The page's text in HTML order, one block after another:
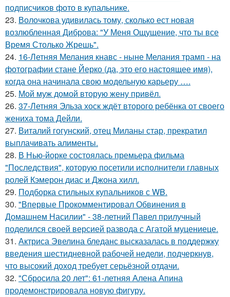
подписчиков фото в купальнике.
23. Волочкова удивилась тому, сколько ест новая
возлюбленная Диброва: "У Меня Ощущение, что ты все
Время Столько Жрешь".
24. 16-Летняя Мелания кнавс - ныне Мелания трамп - на
фотографии стане Йерко (да, это его настоящее имя),
когда она начинала свою модельную карьеру ….
25. Мой муж домой вторую жену привёл.
26. 37-Летняя Эльза хоск ждёт второго ребёнка от своего
жениха тома Дейли.
27. Виталий гогунский, отец Миланы стар, прекратил
выплачивать алименты.
28. В Нью-йорке состоялась премьера фильма
"Последствия", которую посетили исполнители главных
ролей Кэмерон диас и Джона хилл.
29. Подборка стильных купальников с WB.
30. "Впервые Прокомментировал Обвинения в
Домашнем Насилии" - 38-летний Павел прилучный
поделился своей версией развода с Агатой муцениеце.
31. Актриса Эвелина бледанс высказалась в поддержку
введения шестидневной рабочей недели, подчеркнув,
что высокий доход требует серьёзной отдачи.
32. "Сбросила 20 лет": 61-летняя Алена Апина
продемонстрировала новую фигуру.